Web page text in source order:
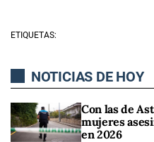
ETIQUETAS:
NOTICIAS DE HOY
Con las de
mujeres
en 2026